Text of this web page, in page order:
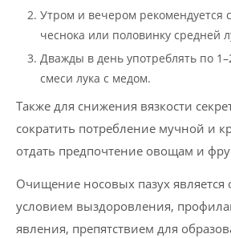
Утром и вечером рекомендуется
чеснока или половинку средней
Дважды в день употреблять по
смеси лука с медом.
Также для снижения вязкости
сократить потребление мучной и
отдать предпочтение овощам и
Очищение носовых пазух является
условием выздоровления,
явления, препятствием для